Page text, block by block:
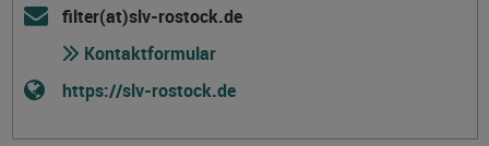
filter(at)slv-rostock.de
Kontaktformular
https://slv-rostock.de